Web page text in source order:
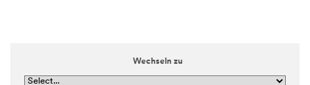
Wechseln zu